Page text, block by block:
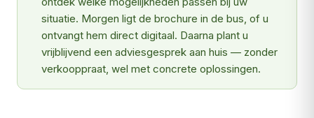
situatie. Morgen ligt de brochure in de bus, of u
ontvangt hem direct digitaal. Daarna plant u
vrijblijvend een adviesgesprek aan huis — zonder
verkooppraat, wel met concrete oplossingen.